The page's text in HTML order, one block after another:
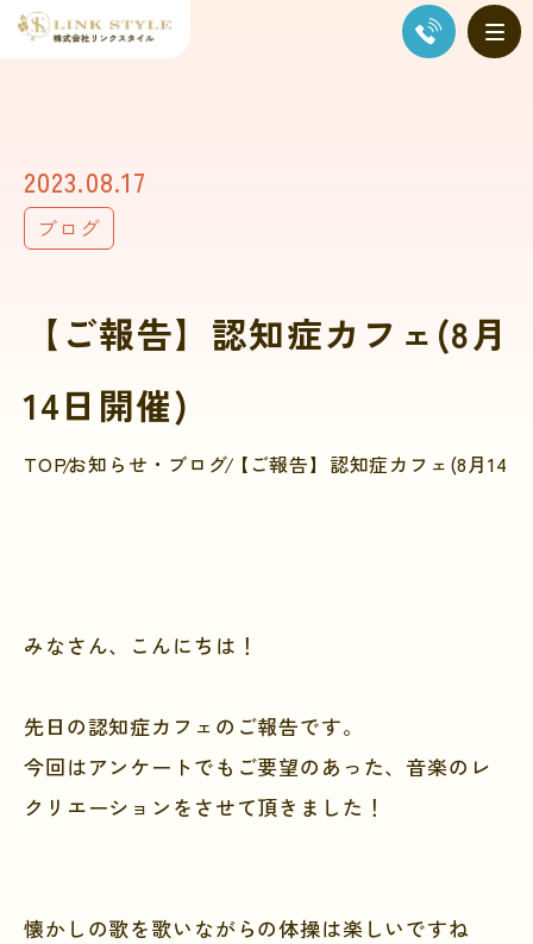
2023.08.17
ブログ
【ご報告】認知症カフェ(8月
14日開催)
TOPお知らせ・ブログ【ご報告】認知症カフェ(8月14
みなさん、こんにちは！
先日の認知症カフェのご報告です。
今回はアンケートでもご要望のあった、音楽のレ
クリエーションをさせて頂きました！
懐かしの歌を歌いながらの体操は楽しいですね